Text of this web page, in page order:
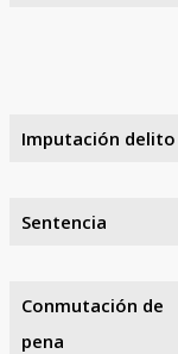
Imputación delito
Sentencia
Conmutación de
pena